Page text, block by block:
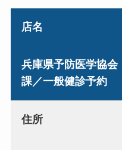
店名
兵庫県予防医学協会
課／一般健診予約
住所